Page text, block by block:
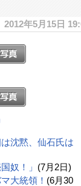
2012年5月15日
沈黙、仙石氏は
奴！」 (7月2日)
大統領！ (6月30